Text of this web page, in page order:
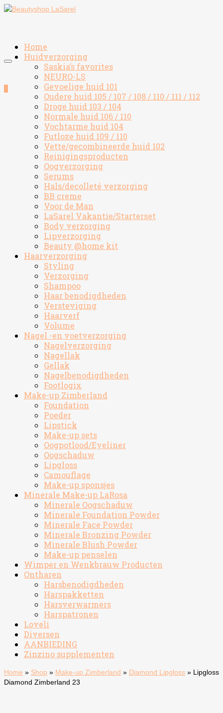
Home
Huidverzorging
Saskia’s favorites
NEURO-LS
Gevoelige huid 101
Oudere huid 105 / 107 / 108 / 110 / 111 / 112
Droge huid 103 / 104
Normale huid 106 / 110
Vochtarme huid 104
Futloze huid 109 / 110
Vette/gecombineerde huid 102
Reinigingsproducten
Oogverzorging
Serums
Hals/decolleté verzorging
BB creme
Voor de Man
LaSarel Vakantie/Starterset
Body verzorging
Lipverzorging
Beauty @home kit
Haarverzorging
Styling
Verzorging
Shampoo
Haar benodigdheden
Versteviging
Haarverf
Volume
Nagel -en voetverzorging
Nagelverzorging
Nagellak
Gellak
Nagelbenodigdheden
Footlogix
Make-up Zimberland
Foundation
Poeder
Lipstick
Make-up sets
Oogpotlood/Eyeliner
Oogschaduw
Lipgloss
Camouflage
Make-up sponsjes
Minerale Make-up LaRosa
Minerale Oogschaduw
Minerale Foundation Powder
Minerale Face Powder
Minerale Bronzing Powder
Minerale Blush Powder
Make-up penselen
Wimper en Wenkbrauw Producten
Ontharen
Harsbenodigdheden
Harspakketten
Harsverwarmers
Harspatronen
Loveli
Diversen
AANBIEDING
Zinzino supplementen
Home » Shop » Make-up Zimberland » Diamond Lipgloss » Lipgloss
Diamond Zimberland 23